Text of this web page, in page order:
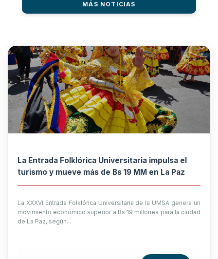
MÁS NOTICIAS
La Entrada Folklórica Universitaria impulsa el
turismo y mueve más de Bs 19 MM en La Paz
La XXXVI Entrada Folklórica Universitaria de la UMSA genera un
movimiento económico superior a Bs 19 millones para la ciudad
de La Paz, según...